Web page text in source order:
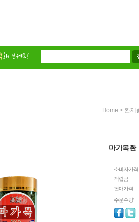
Home > 환제
마가목환
소비자가격
적립금
판매가격
주문수량